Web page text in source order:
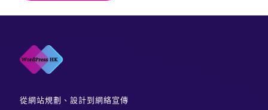
從網站規劃、設計到網絡宣傳